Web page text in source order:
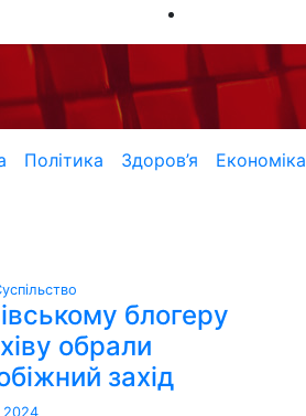
Політика Здоров’я Економіка
блогеру
обрали
захід